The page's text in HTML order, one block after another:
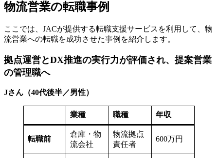
物流営業の転職事例
ここでは、JACが提供する転職支援サービスを利用して、物
流営業への転職を成功させた事例を紹介します。
拠点運営とDX推進の実行力が評価され、提案営業
の管理職へ
Jさん（40代後半／男性）
業種 職種 年収
転職前
倉庫・物
流会社
物流拠点
責任者
600万円